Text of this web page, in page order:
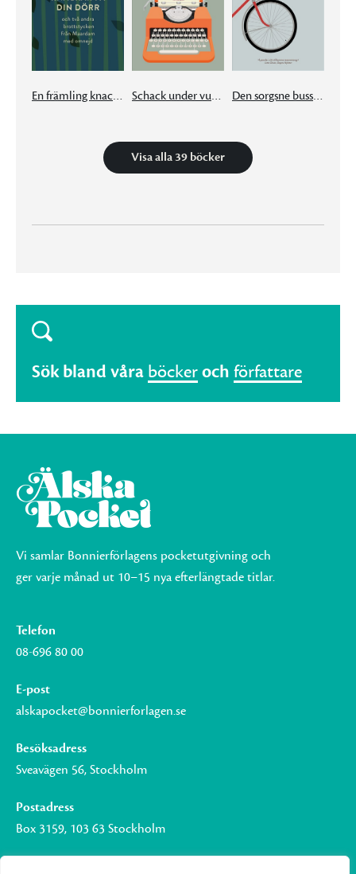
En främling knackar på din dörr Schack under vulkanen Den sorgsne busschauffören från Alster
Visa alla 39 böcker
Sök bland våra böckeroch författare
Vi samlar Bonnierförlagens pocketutgivning och
ger varje månad ut 10–15 nya efterlängtade titlar.
Telefon
08-696 80 00
E-post
alskapocket@bonnierforlagen.se
Besöksadress
Sveavägen 56, Stockholm
Postadress
Box 3159, 103 63 Stockholm